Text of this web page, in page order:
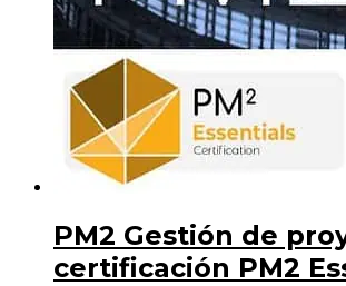
PM2 Gestión de
certificación PM2